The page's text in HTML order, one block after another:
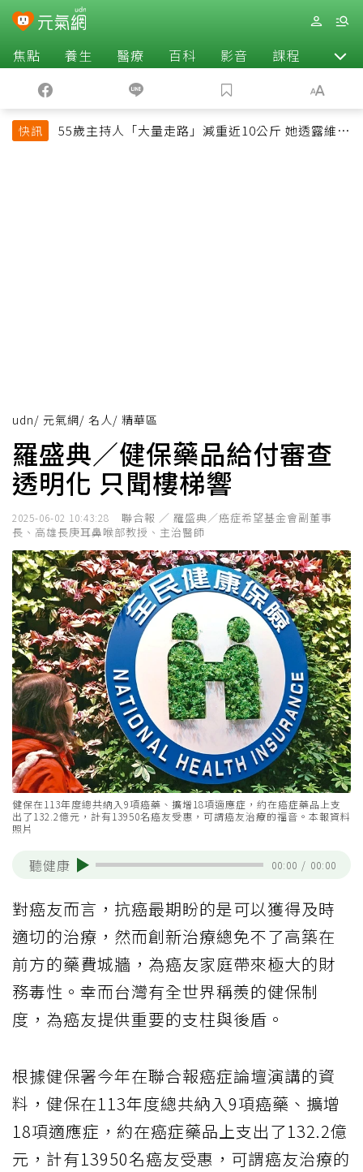
焦點 養生 醫療 百科 影音 課程 退休
快訊
55歲主持人「大量走路」減重近10公斤 她透露維持
udn/ 元氣網/ 名人/ 精華區
羅盛典／健保藥品給付審查
透明化 只聞樓梯響
2025-06-02 10:43:28
聯合報 ／ 羅盛典／癌症希望基金會副董事
長、高雄長庚耳鼻喉部教授、主治醫師
健保在113年度總共納入9項癌藥、擴增18項適應症，約在癌症藥品上支
出了132.2億元，計有13950名癌友受惠，可謂癌友治療的福音。本報資料
照片
聽健康 00:00 / 00:00
對癌友而言，抗癌最期盼的是可以獲得及時
適切的治療，然而創新治療總免不了高築在
前方的藥費城牆，為癌友家庭帶來極大的財
務毒性。幸而台灣有全世界稱羨的健保制
度，為癌友提供重要的支柱與後盾。
根據健保署今年在聯合報癌症論壇演講的資
料，健保在113年度總共納入9項癌藥、擴增
18項適應症，約在癌症藥品上支出了132.2億
元，計有13950名癌友受惠，可謂癌友治療的